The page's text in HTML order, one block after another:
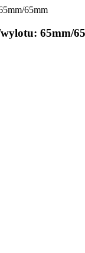
65mm/